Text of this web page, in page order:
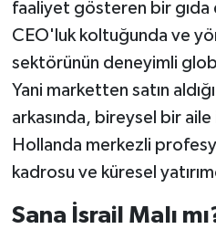
faaliyet gösteren bir gıda
CEO'luk koltuğunda ve
sektörünün deneyimli
Yani marketten satın
arkasında, bireysel bir
Hollanda merkezli
kadrosu ve küresel
Sana İsrail Malı